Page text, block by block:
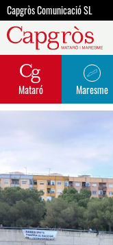
Capgròs Comunicació SL
Mataró Maresme